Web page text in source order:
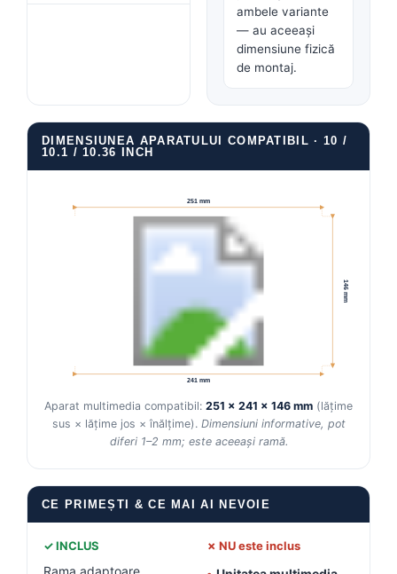
Conectică Skoda
Conectică Suzuki
Conectică Renault
Conectică Kia
ambele variante
— au aceeași
dimensiune fizică
de montaj.
DIMENSIUNEA APARATULUI COMPATIBIL · 10 /
10.1 / 10.36 INCH
251 mm
241 mm
146 mm
Aparat multimedia compatibil: 251 × 241 × 146 mm (lățime
sus × lățime jos × înălțime). Dimensiuni informative, pot
diferi 1–2 mm; este aceeași ramă.
CE PRIMEȘTI & CE MAI AI NEVOIE
✓ INCLUS
Rama adaptoare
✗ NU este inclus